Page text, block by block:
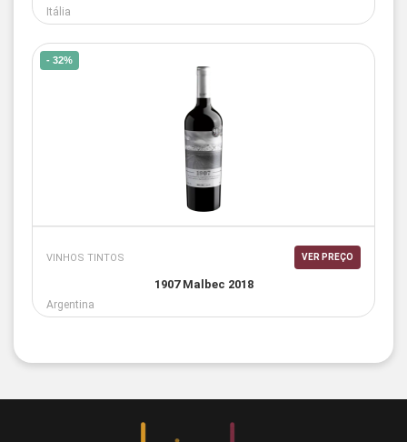
Itália
- 32%
VINHOS TINTOS VER PREÇO
1907 Malbec 2018
Argentina